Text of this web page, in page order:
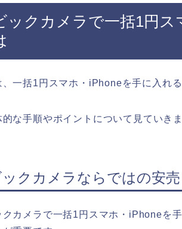
ックカメラで一括1円
、一括1円スマホ・iPhoneを手に入れ
的な手順やポイントについて見ていきま
ックカメラならではの安
クカメラで一括1円スマホ・iPhoneを